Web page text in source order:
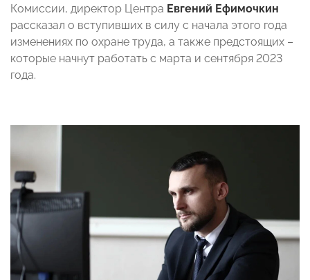
Комиссии, директор Центра Евгений Ефимочкин
рассказал о вступивших в силу с начала этого года
изменениях по охране труда, а также предстоящих –
которые начнут работать с марта и сентября 2023
года.